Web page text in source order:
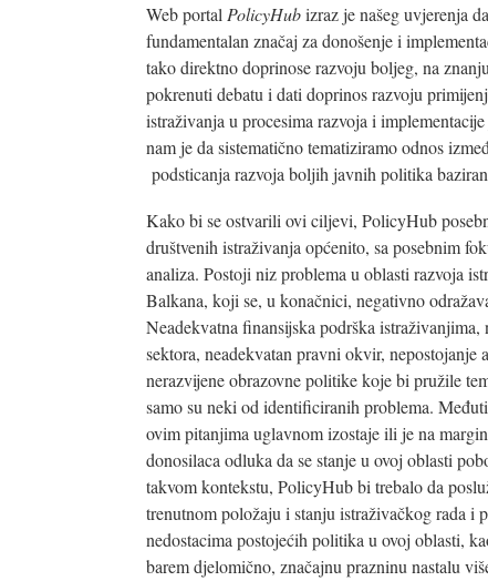
Web portal PolicyHubizraz je našeg uvjerenja
fundamentalan značaj za donošenje i
tako direktno doprinose razvoju boljeg, na
pokrenuti debatu i dati doprinos razvoju
istraživanja u procesima razvoja i
nam je da sistematično tematiziramo odnos
podsticanja razvoja boljih javnih politika
Kako bi se ostvarili ovi ciljevi, PolicyHub
društvenih istraživanja općenito, sa posebnim
analiza. Postoji niz problema u oblasti razvoja
Balkana, koji se, u konačnici, negativno
Neadekvatna finansijska podrška
sektora, neadekvatan pravni okvir,
nerazvijene obrazovne politike koje bi pružile
samo su neki od identificiranih problema.
ovim pitanjima uglavnom izostaje ili je na
donosilaca odluka da se stanje u ovoj oblasti
takvom kontekstu, PolicyHub bi trebalo da
trenutnom položaju i stanju istraživačkog rada i
nedostacima postojećih politika u ovoj oblasti,
barem djelomično, značajnu prazninu nastalu